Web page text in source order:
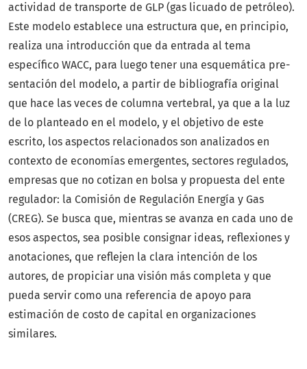
actividad de transporte de GLP (gas licuado de petróleo).
Este modelo establece una estructura que, en principio,
realiza una introducción que da entrada al tema
específico WACC, para luego tener una esquemática pre-
sentación del modelo, a partir de bibliografía original
que hace las veces de columna vertebral, ya que a la luz
de lo planteado en el modelo, y el objetivo de este
escrito, los aspectos relacionados son analizados en
contexto de economías emergentes, sectores regulados,
empresas que no cotizan en bolsa y propuesta del ente
regulador: la Comisión de Regulación Energía y Gas
(CREG). Se busca que, mientras se avanza en cada uno de
esos aspectos, sea posible consignar ideas, reflexiones y
anotaciones, que reflejen la clara intención de los
autores, de propiciar una visión más completa y que
pueda servir como una referencia de apoyo para
estimación de costo de capital en organizaciones
similares.